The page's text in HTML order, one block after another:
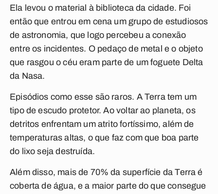
Ela levou o material à biblioteca da cidade. Foi
então que entrou em cena um grupo de estudiosos
de astronomia, que logo percebeu a conexão
entre os incidentes. O pedaço de metal e o objeto
que rasgou o céu eram parte de um foguete Delta
da Nasa.
Episódios como esse são raros. A Terra tem um
tipo de escudo protetor. Ao voltar ao planeta, os
detritos enfrentam um atrito fortíssimo, além de
temperaturas altas, o que faz com que boa parte
do lixo seja destruída.
Além disso, mais de 70% da superfície da Terra é
coberta de água, e a maior parte do que consegue